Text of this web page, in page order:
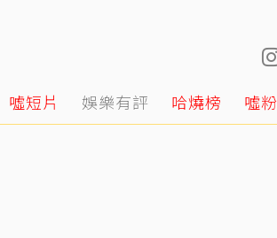
噓短片 娛樂有評 哈燒榜 噓粉